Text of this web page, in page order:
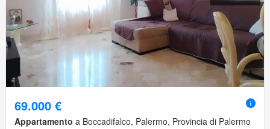
69.000 €
Appartamento a Boccadifalco, Palermo, Provincia di Palermo